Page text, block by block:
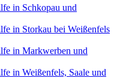
in Schkopau und
in Storkau bei Weißenfels
in Markwerben und
in Weißenfels, Saale und